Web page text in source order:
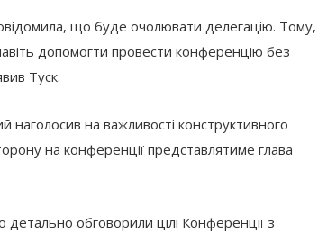
що буде очолювати делегацію. Тому,
допомогти провести конференцію без
Туск.
на важливості конструктивного
на конференції представлятиме глава
обговорили цілі Конференції з